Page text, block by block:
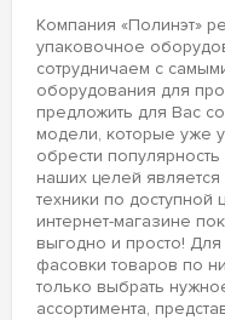
Компания «Полинэт»
упаковочное
сотрудничаем с
оборудования для
предложить для Вас
модели, которые уже
обрести
наших целей
техники по
интернет-магазине
выгодно и просто!
фасовки товаров по
только выбрать
ассортимента,